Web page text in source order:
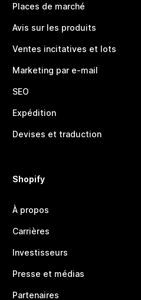
Places de marché
Avis sur les produits
Ventes incitatives et lots
Marketing par e-mail
SEO
Expédition
Devises et traduction
Shopify
À propos
Carrières
Investisseurs
Presse et médias
Partenaires